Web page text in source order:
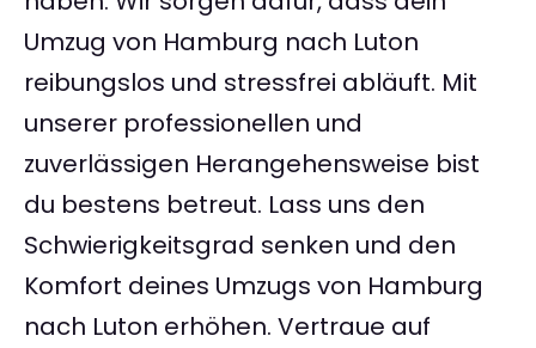
Umzug von Hamburg nach Luton
reibungslos und stressfrei abläuft. Mit
unserer professionellen und
zuverlässigen Herangehensweise bist
du bestens betreut. Lass uns den
Schwierigkeitsgrad senken und den
Komfort deines Umzugs von Hamburg
nach Luton erhöhen. Vertraue auf